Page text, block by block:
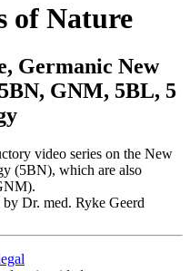
of Nature
Germanic New
GNM, 5BL, 5
video series on the New
(5BN), which are also
Dr. med. Ryke Geerd